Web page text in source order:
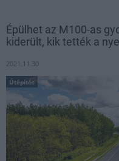
Épülhet az M100-as
kiderült, kik tették a
2021.11.30
Útépítés